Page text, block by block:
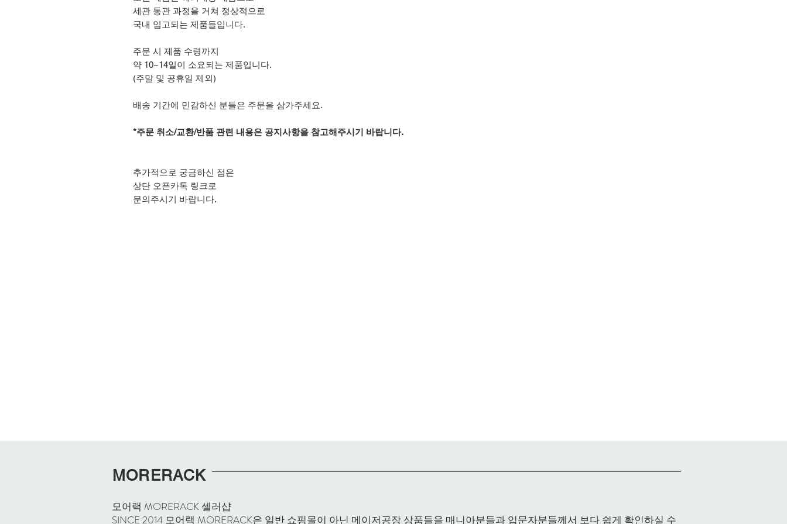
세관 통관 과정을 거쳐 정상적으로
국내 입고되는 제품들입니다.
주문 시 제품 수령까지
약 10~14일이 소요되는 제품입니다.
(주말 및 공휴일 제외)
배송 기간에 민감하신 분들은 주문을 삼가주세요.
*주문 취소/교환/반품 관련 내용은 공지사항을 참고해주시기 바랍니다.
추가적으로 궁금하신 점은
상단 오픈카톡 링크로
문의주시기 바랍니다.
MORERACK
모어랙 MORERACK 셀러샵
SINCE 2014 모어랙 MORERACK은 일반 쇼핑몰이 아닌 메이저공장 상품들을 매니아분들과 입문자분들께서 보다 쉽게 확인하실 수